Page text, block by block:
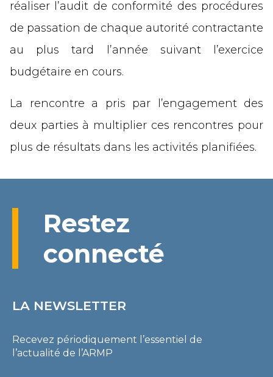
réaliser l’audit de conformité des procédures
de passation de chaque autorité contractante
au plus tard l’année suivant l’exercice
budgétaire en cours.
La rencontre a pris par l’engagement des
deux parties à multiplier ces rencontres pour
plus de résultats dans les activités planifiées.
Restez
connecté
LA NEWSLETTER
Recevez périodiquement l’essentiel de
l’actualité de l’ARMP